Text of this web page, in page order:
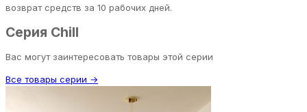
возврат средств за 10 рабочих дней.
Серия Chill
Вас могут заинтересовать товары этой серии
Все товары серии →